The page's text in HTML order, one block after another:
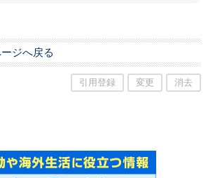
ジへ戻る
引用登録 変更 消去